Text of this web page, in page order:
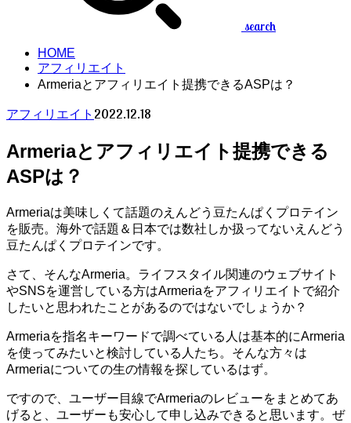
search
HOME
アフィリエイト
Armeriaとアフィリエイト提携できるASPは？
アフィリエイト 2022.12.18
Armeriaとアフィリエイト提携できる
ASPは？
Armeriaは美味しくて話題のえんどう豆たんぱくプロテイン
を販売。海外で話題＆日本では数社しか扱ってないえんどう
豆たんぱくプロテインです。
さて、そんなArmeria。ライフスタイル関連のウェブサイト
やSNSを運営している方はArmeriaをアフィリエイトで紹介
したいと思われたことがあるのではないでしょうか？
Armeriaを指名キーワードで調べている人は基本的にArmeria
を使ってみたいと検討している人たち。そんな方々は
Armeriaについての生の情報を探しているはず。
ですので、ユーザー目線でArmeriaのレビューをまとめてあ
げると、ユーザーも安心して申し込みできると思います。ぜ